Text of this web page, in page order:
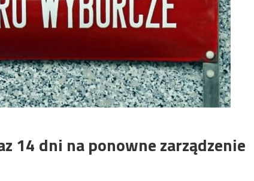
14 dni na ponowne zarządzenie